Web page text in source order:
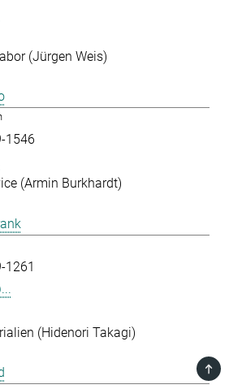
(Jürgen Weis)
1546
(Armin Burkhardt)
1261
(Hidenori Takagi)
TOP